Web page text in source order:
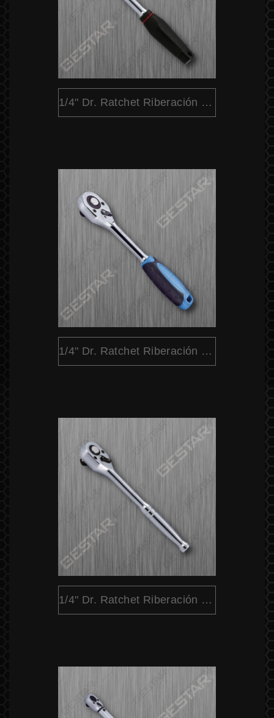
1/4" Dr. Ratchet Riberación Rápida Cabeza Pera
1/4" Dr. Ratchet Riberación Rápida Cabeza Pera
1/4" Dr. Ratchet Riberación Rápida Cabeza Pera